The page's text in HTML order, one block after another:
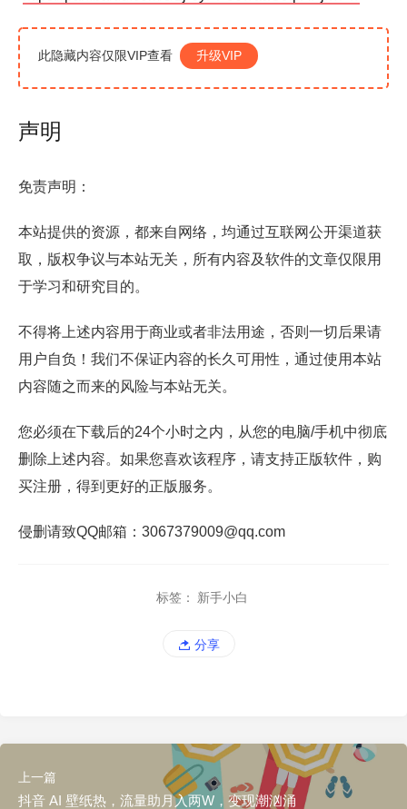
此隐藏内容仅限VIP查看 升级VIP
声明
免责声明：
本站提供的资源，都来自网络，均通过互联网公开渠道获
取，版权争议与本站无关，所有内容及软件的文章仅限用
于学习和研究目的。
不得将上述内容用于商业或者非法用途，否则一切后果请
用户自负！我们不保证内容的长久可用性，通过使用本站
内容随之而来的风险与本站无关。
您必须在下载后的24个小时之内，从您的电脑/手机中彻底
删除上述内容。如果您喜欢该程序，请支持正版软件，购
买注册，得到更好的正版服务。
侵删请致QQ邮箱：3067379009@qq.com
标签： 新手小白
分享
上一篇
抖音 AI 壁纸热，流量助月入两W，变现潮汹涌